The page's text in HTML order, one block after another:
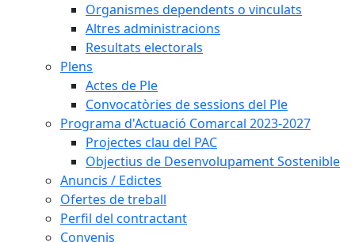
Organismes dependents o vinculats
Altres administracions
Resultats electorals
Plens
Actes de Ple
Convocatòries de sessions del Ple
Programa d'Actuació Comarcal 2023-2027
Projectes clau del PAC
Objectius de Desenvolupament Sostenible
Anuncis / Edictes
Ofertes de treball
Perfil del contractant
Convenis